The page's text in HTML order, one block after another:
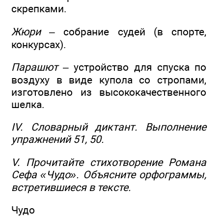
скрепками.
Жюри– собрание судей (в спорте,
конкурсах).
Парашют– устройство для спуска по
воздуху в виде купола со стропами,
изготовлено из высококачественного
шелка.
IV. Словарный диктант. Выполнение
упражнений 51, 50.
V. Прочитайте стихотворение Романа
Сефа «Чудо». Объясните орфограммы,
встретившиеся в тексте.
Чудо